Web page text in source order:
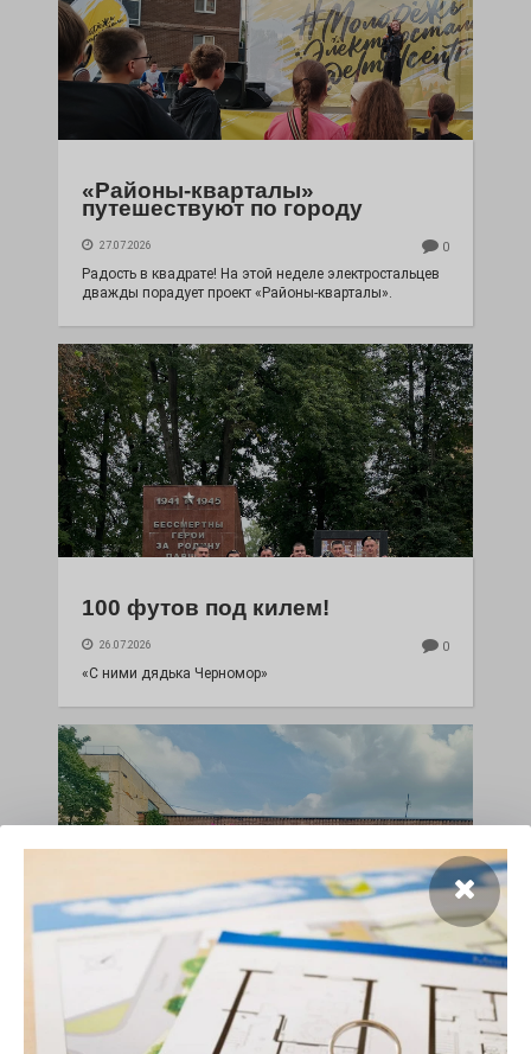
«Районы-кварталы»
путешествуют по городу
27.07.2026 0
Радость в квадрате! На этой неделе электростальцев
дважды порадует проект «Районы-кварталы».
100 футов под килем!
26.07.2026 0
«С ними дядька Черномор»
Юбилейным курсом
26.07.2026 0